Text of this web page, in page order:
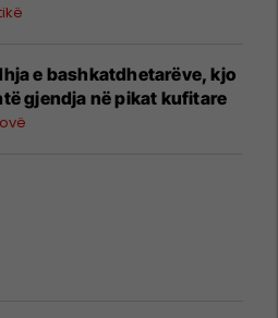
e bashkatdhetarëve, kjo
gjendja në pikat kufitare